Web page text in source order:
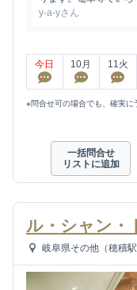
y-a-yさん
今日 10月 11 火
※問合せ可の場合でも、確実に
一括問合せ
リストに追加
ル・シャン・
岐阜県その他（穂積